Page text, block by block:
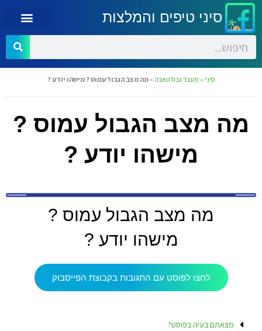
סיני טיפים והמלצות
סיני » מעבר גבול טאבה »מה מצב הגבול עמוס ? מישהו יודע ?
מה מצב הגבול עמוס ?
מישהו יודע ?
מה מצב הגבול עמוס ?
מישהו יודע ?
לחצו לפוסט עם התגובות בקבוצת הפייסבוק
מצאתם בעיה בפוסט?